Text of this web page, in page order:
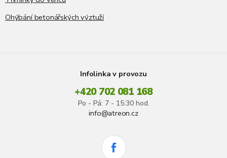
Ohýbání betonářských výztuží
Infolinka v provozu
+420 702 081 168
Po - Pá: 7 - 15:30 hod.
info@atreon.cz